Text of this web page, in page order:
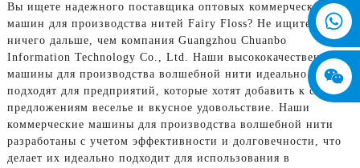
Вы ищете надежного поставщика оптовых коммерческих
машин для производства нитей Fairy Floss? Не ищите
ничего дальше, чем компания Guangzhou Chuanbo
Information Technology Co., Ltd. Наши высококачественные
машины для производства волшебной нити идеально
подходят для предприятий, которые хотят добавить к своим
предложениям веселье и вкусное удовольствие. Наши
коммерческие машины для производства волшебной нити
разработаны с учетом эффективности и долговечности, что
делает их идеально подходит для использования в